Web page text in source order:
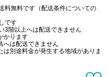
料無料です（配送条件についての
です
3階以上へは配送できません
かります
へは配送できません
別途料金が発生する地域がありま